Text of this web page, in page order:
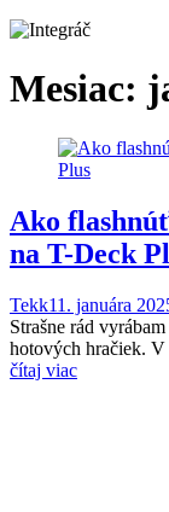
Mesiac:
Ako
na T-Deck
Tekk11. januára
Strašne rád
hotových hračiek. V
čítaj viac